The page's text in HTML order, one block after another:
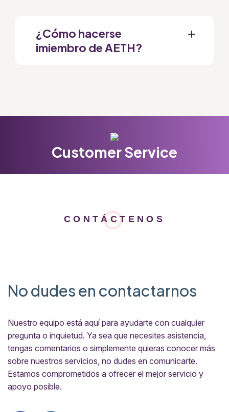
¿Cómo hacerse
imiembro de AETH?
Customer Service
CONTÁCTENOS
No dudes en contactarnos
Nuestro equipo está aquí para ayudarte con cualquier
pregunta o inquietud. Ya sea que necesites asistencia,
tengas comentarios o simplemente quieras conocer más
sobre nuestros servicios, no dudes en comunicarte.
Estamos comprometidos a ofrecer el mejor servicio y
apoyo posible.